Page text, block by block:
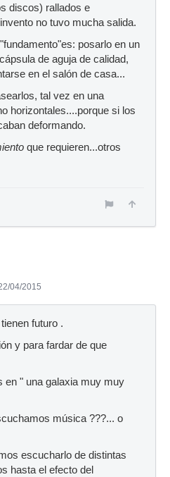
discos) rallados e
no tuvo mucha salida.
posarlo en un
de aguja de calidad,
en el salón de casa...
tal vez en una
horizontales....porque si los
deformando.
que requieren...otros
04/2015
futuro .
y para fardar de que
en " una galaxia muy muy
música ???... o
escucharlo de distintas
hasta el efecto del